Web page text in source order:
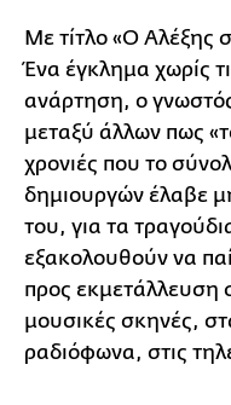
Με τίτλο «Ο Αλέξης
Ένα έγκλημα χωρίς
ανάρτηση, ο
μεταξύ άλλων πως
χρονιές που το
δημιουργών έλαβε
του, για τα
εξακολουθούν να
προς εκμετάλλευση
μουσικές σκηνές,
ραδιόφωνα, στις